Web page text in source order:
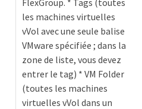
les machines virtuelles
vVol avec une seule balise
VMware spécifiée ; dans la
zone de liste, vous devez
entrer le tag) * VM Folder
(toutes les machines
virtuelles vVol dans un